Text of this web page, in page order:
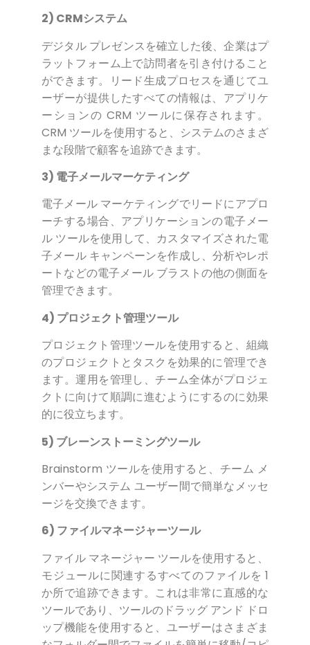
2) CRMシステム
デジタル プレゼンスを確立した後、企業はプ
ラットフォーム上で訪問者を引き付けること
ができます。リード生成プロセスを通じてユ
ーザーが提供したすべての情報は、アプリケ
ーションの CRM ツールに保存されます。
CRM ツールを使用すると、システムのさまざ
まな段階で顧客を追跡できます。
3) 電子メールマーケティング
電子メール マーケティングでリードにアプロ
ーチする場合、アプリケーションの電子メー
ル ツールを使用して、カスタマイズされた電
子メール キャンペーンを作成し、分析やレポ
ートなどの電子メール ブラストの他の側面を
管理できます。
4) プロジェクト管理ツール
プロジェクト管理ツールを使用すると、組織
のプロジェクトとタスクを効果的に管理でき
ます。運用を管理し、チーム全体がプロジェ
クトに向けて順調に進むようにするのに効果
的に役立ちます。
5) ブレーンストーミングツール
Brainstorm ツールを使用すると、チーム メ
ンバーやシステム ユーザー間で簡単なメッセ
ージを交換できます。
6) ファイルマネージャーツール
ファイル マネージャー ツールを使用すると、
モジュールに関連するすべてのファイルを 1
か所で追跡できます。これは非常に直感的な
ツールであり、ツールのドラッグ アンド ドロ
ップ機能を使用すると、ユーザーはさまざま